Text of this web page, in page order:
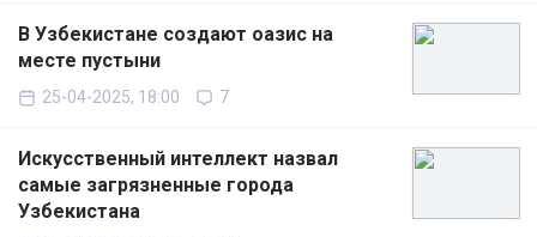
В Узбекистане создают оазис на
месте пустыни
25-04-2025, 18:00 7
Искусственный интеллект назвал
самые загрязненные города
Узбекистана